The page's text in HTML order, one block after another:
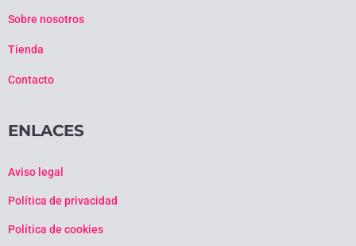
Sobre nosotros
Tienda
Contacto
ENLACES
Aviso legal
Política de privacidad
Política de cookies